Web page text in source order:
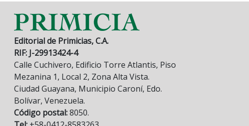
Editorial de Primicias, C.A.
RIF: J-29913424-4
Calle Cuchivero, Edificio Torre Atlantis, Piso
Mezanina 1, Local 2, Zona Alta Vista.
Ciudad Guayana, Municipio Caroní, Edo.
Bolívar, Venezuela.
Código postal:8050.